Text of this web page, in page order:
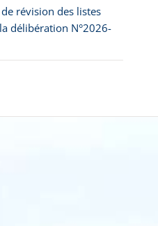
révision des listes
délibération N°2026-